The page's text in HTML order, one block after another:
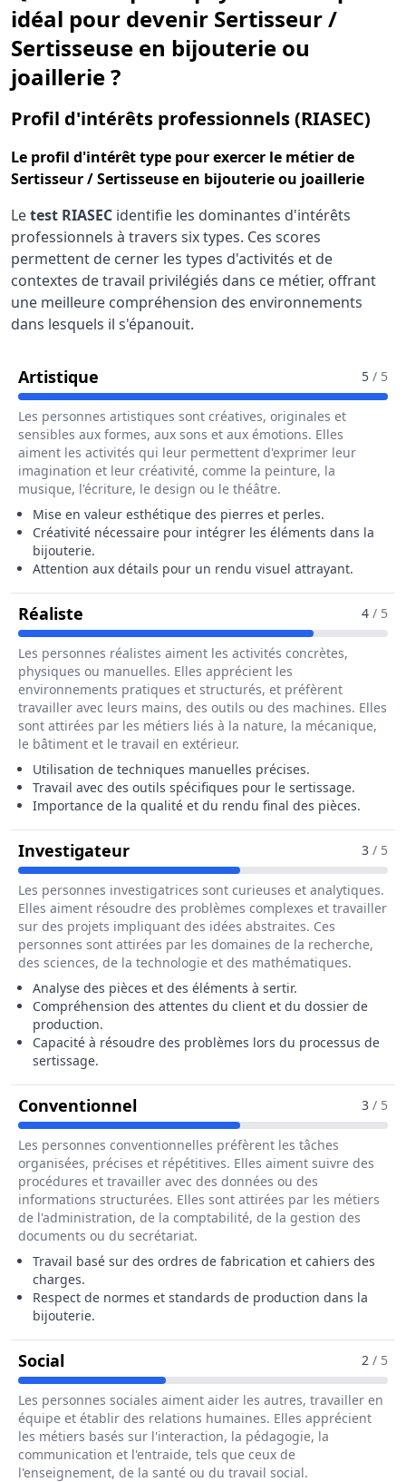
idéal pour devenir Sertisseur /
Sertisseuse en bijouterie ou
joaillerie ?
Profil d'intérêts professionnels (RIASEC)
Le profil d'intérêt type pour exercer le métier de
Sertisseur / Sertisseuse en bijouterie ou joaillerie
Letest RIASEC identifie les dominantes d'intérêts
professionnels à travers six types. Ces scores
permettent de cerner les types d'activités et de
contextes de travail privilégiés dans ce métier, offrant
une meilleure compréhension des environnements
dans lesquels il s'épanouit.
Artistique Pour Le Métier De Sertisseur / 5 / 5
Les personnes artistiques sont créatives, originales et
sensibles aux formes, aux sons et aux émotions. Elles
aiment les activités qui leur permettent d'exprimer leur
imagination et leur créativité, comme la peinture, la
musique, l'écriture, le design ou le théâtre.
Mise en valeur esthétique des pierres et perles.
Créativité nécessaire pour intégrer les éléments dans la
bijouterie.
Attention aux détails pour un rendu visuel attrayant.
Réaliste Pour Le Métier De Sertisseur / 4 / 5
Les personnes réalistes aiment les activités concrètes,
physiques ou manuelles. Elles apprécient les
environnements pratiques et structurés, et préfèrent
travailler avec leurs mains, des outils ou des machines. Elles
sont attirées par les métiers liés à la nature, la mécanique,
le bâtiment et le travail en extérieur.
Utilisation de techniques manuelles précises.
Travail avec des outils spécifiques pour le sertissage.
Importance de la qualité et du rendu final des pièces.
InvestigateurPour Le Métier De Sertisseur /
3 / 5
Les personnes investigatrices sont curieuses et analytiques.
Elles aiment résoudre des problèmes complexes et travailler
sur des projets impliquant des idées abstraites. Ces
personnes sont attirées par les domaines de la recherche,
des sciences, de la technologie et des mathématiques.
Analyse des pièces et des éléments à sertir.
Compréhension des attentes du client et du dossier de
production.
Capacité à résoudre des problèmes lors du processus de
sertissage.
ConventionnelPour Le Métier De Sertisseur /
3 / 5
Les personnes conventionnelles préfèrent les tâches
organisées, précises et répétitives. Elles aiment suivre des
procédures et travailler avec des données ou des
informations structurées. Elles sont attirées par les métiers
de l'administration, de la comptabilité, de la gestion des
documents ou du secrétariat.
Travail basé sur des ordres de fabrication et cahiers des
charges.
Respect de normes et standards de production dans la
bijouterie.
SocialPour Le Métier De Sertisseur / 2 / 5
Les personnes sociales aiment aider les autres, travailler en
équipe et établir des relations humaines. Elles apprécient
les métiers basés sur l'interaction, la pédagogie, la
communication et l'entraide, tels que ceux de
l'enseignement, de la santé ou du travail social.